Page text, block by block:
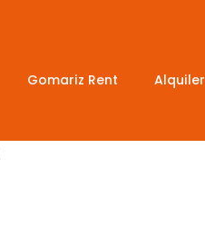
Gomariz Rent Alquiler